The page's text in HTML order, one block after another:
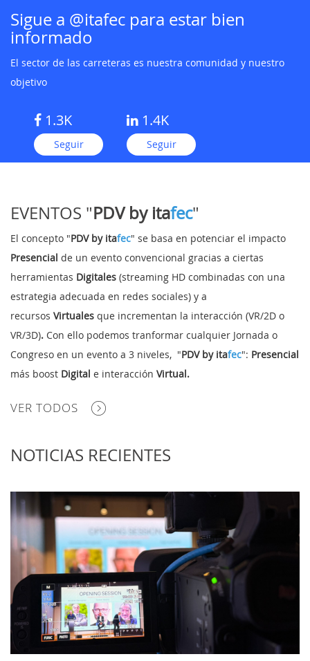
MI
CUENTA
NOTICIAS
BLOG
FAQ
Comparte:
Sigue a @itafec para estar bien
informado
El sector de las carreteras es nuestra comunidad y nuestro
objetivo
1.3K
Seguir
1.4K
Seguir
EVENTOS "PDV by itafec"
El concepto "PDV by itafec" se basa en potenciar el impacto
Presencial de un evento convencional gracias a ciertas
herramientas Digitales (streaming HD combinadas con una
estrategia adecuada en redes sociales) y a
recursos Virtuales que incrementan la interacción (VR/2D o
VR/3D). Con ello podemos tranformar cualquier Jornada o
Congreso en un evento a 3 niveles, "PDV by itafec": Presencial
más boost Digital e interacción Virtual.
VER TODOS
NOTICIAS RECIENTES